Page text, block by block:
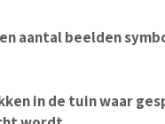
aantal beelden
in de tuin waar